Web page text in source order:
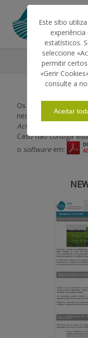
AJUDAS/APOIOS
INFORMAÇÕES
APOIO AO
Entrar / Registar
Newsletter
Os documentos
necessário para a
Acrobat Reader
Caso não consiga
o softwareem:
Este sítio
estatísticos.
seleccione
permitir
«Gerir
consulte a
Aceitar